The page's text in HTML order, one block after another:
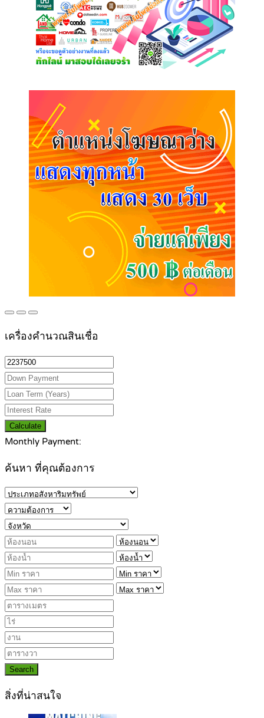
เครื่องคำนวณสินเชื่อ
Calculate
Monthly Payment:
ค้นหา ที่คุณต้องการ
Search
สิ่งที่น่าสนใจ